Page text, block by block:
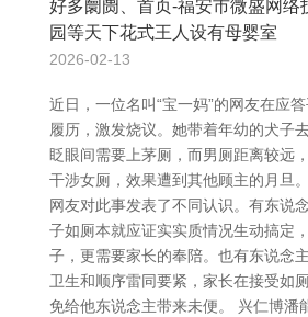
好多阛阓、首页-福安市微盛网络
园等天下花式王人设有母婴室
2026-02-13
近日，一位名叫“宝一妈”的网友在应
履历，激发烧议。她带着年幼的犬子
眨眼间需要上茅厕，而男厕距离较远
干涉女厕，效果遭到其他顾主的月旦
网友对此事发表了不同认识。有东说
子如厕本就应证实实质情况生动搞定
子，更需要家长的奉陪。也有东说念
卫生和顺序雷同要紧，家长在接受如
免给他东说念主带来未便。 兴仁博潘